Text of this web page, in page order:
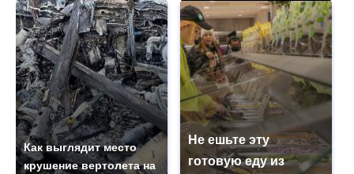
Как выглядит место
крушение вертолета на
Не ешьте эту
готовую еду из